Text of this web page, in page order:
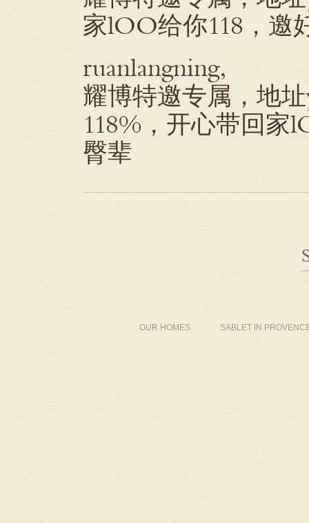
家lOO给你118，邀
ruanlangning,
耀博特邀专属，地
118%，开心带回家
臀辈
OUR HOMES SABLET IN